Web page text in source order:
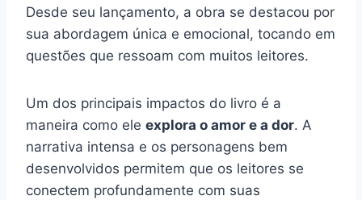
Desde seu lançamento, a obra se destacou por
sua abordagem única e emocional, tocando em
questões que ressoam com muitos leitores.
Um dos principais impactos do livro é a
maneira como ele explora o amor e a dor. A
narrativa intensa e os personagens bem
desenvolvidos permitem que os leitores se
conectem profundamente com suas